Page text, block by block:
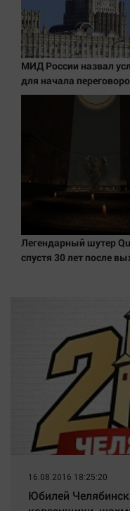
МИД России назвал
для начала
мире с Украиной
Легендарный шутер
спустя 30 лет после
16.08.2016 18:25:20
Юбилей